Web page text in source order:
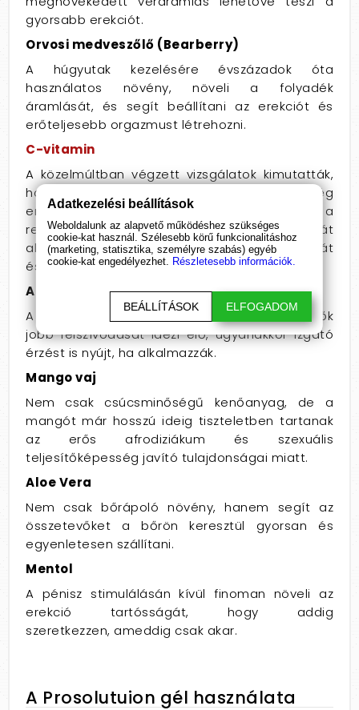
gyorsabb erekciót.
Orvosi medveszőlő (Bearberry)
A húgyutak kezelésére évszázadok óta
használatos növény, növeli a folyadék
áramlását, és segít beállítani az erekciót és
erőteljesebb orgazmust létrehozni.
C-vitamin
A közelmúltban végzett vizsgálatok kimutatták,
hogy a C-vitamin a szexuális teljesítőképesség
erőműve. Nem csak növeli a libidót és a
regenerálódási időt, de ha a bőrön át
alkalmazzák akkor növeli az erekció szilárdságát
és tartóssága idejét.
Alga kivonat
A bőrt rugalmasabbá teszi és az összetevők
jobb felszívódását idézi elő, ugyanakkor izgató
érzést is nyújt, ha alkalmazzák.
Mango vaj
Nem csak csúcsminőségű kenőanyag, de a
mangót már hosszú ideig tiszteletben tartanak
az erős afrodiziákum és szexuális
teljesítőképesség javító tulajdonságai miatt.
Aloe Vera
Nem csak bőrápoló növény, hanem segít az
összetevőket a bőrön keresztül gyorsan és
egyenletesen szállítani.
Mentol
A pénisz stimulálásán kívül finoman növeli az
erekció tartósságát, hogy addig
szeretkezzen, ameddig csak akar.
A Prosolutuion gél használata
Adatkezelési beállítások
Weboldalunk az alapvető működéshez szükséges
cookie-kat használ. Szélesebb körű funkcionalitáshoz
(marketing, statisztika, személyre szabás) egyéb
cookie-kat engedélyezhet. Részletesebb információk.
BEÁLLÍTÁSOK ELFOGADOM